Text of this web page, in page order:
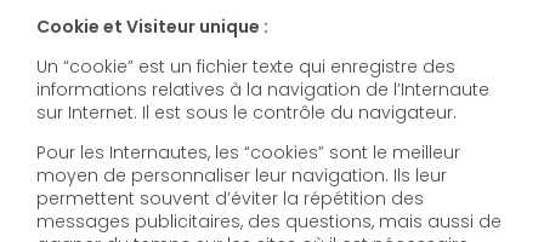
Cookie et Visiteur unique :
Un “cookie” est un fichier texte qui enregistre des
informations relatives à la navigation de l’Internaute
sur Internet. Il est sous le contrôle du navigateur.
Pour les Internautes, les “cookies” sont le meilleur
moyen de personnaliser leur navigation. Ils leur
permettent souvent d’éviter la répétition des
messages publicitaires, des questions, mais aussi de